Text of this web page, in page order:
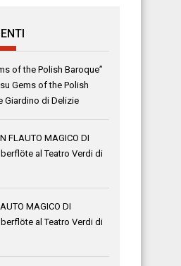
of the Polish Baroque”
suGems of the Polish
Giardino di Delizie
FLAUTO MAGICO DI
al Teatro Verdi di
MAGICO DI
al Teatro Verdi di